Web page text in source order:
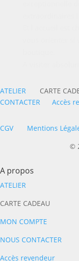
ATELIER CARTE
CONTACTER
Accès
CGV Mentions
©
A propos
ATELIER
CARTE CADEAU
MON COMPTE
NOUS CONTACTER
Accès revendeur